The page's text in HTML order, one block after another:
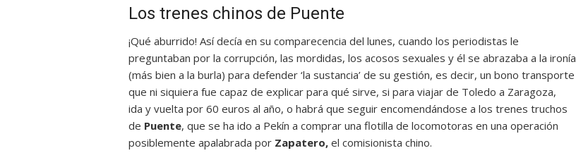
Los trenes chinos de Puente
¡Qué aburrido! Así decía en su comparecencia del lunes, cuando los periodistas le
preguntaban por la corrupción, las mordidas, los acosos sexuales y él se abrazaba a la ironía
(más bien a la burla) para defender ‘la sustancia’ de su gestión, es decir, un bono transporte
que ni siquiera fue capaz de explicar para qué sirve, si para viajar de Toledo a Zaragoza,
ida y vuelta por 60 euros al año, o habrá que seguir encomendándose a los trenes truchos
de Puente, que se ha ido a Pekín a comprar una flotilla de locomotoras en una operación
posiblemente apalabrada por Zapatero, el comisionista chino.